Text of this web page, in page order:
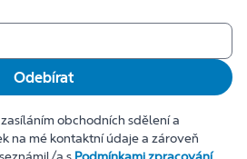
Odebírat
obchodních sdělení a
na mé kontaktní údaje a zároveň